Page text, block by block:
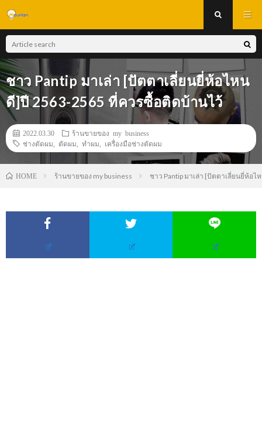
ชาว Pantip มาเล่า [ปัตตาเลี่ยนยี่ห้อไหน
ดี]ปี 2563-2565 ที่ควรซื้อติดบ้านไว้
2022.03.30
ร้านขายของ my business
ช่างตัดผม
ตัดผม ทำผม เครื่องมือช่างตัดผม
HOME ร้านขายของ my business ชาว Pantip มาเล่า [ปัตตาเลี่ยนยี่ห้อ